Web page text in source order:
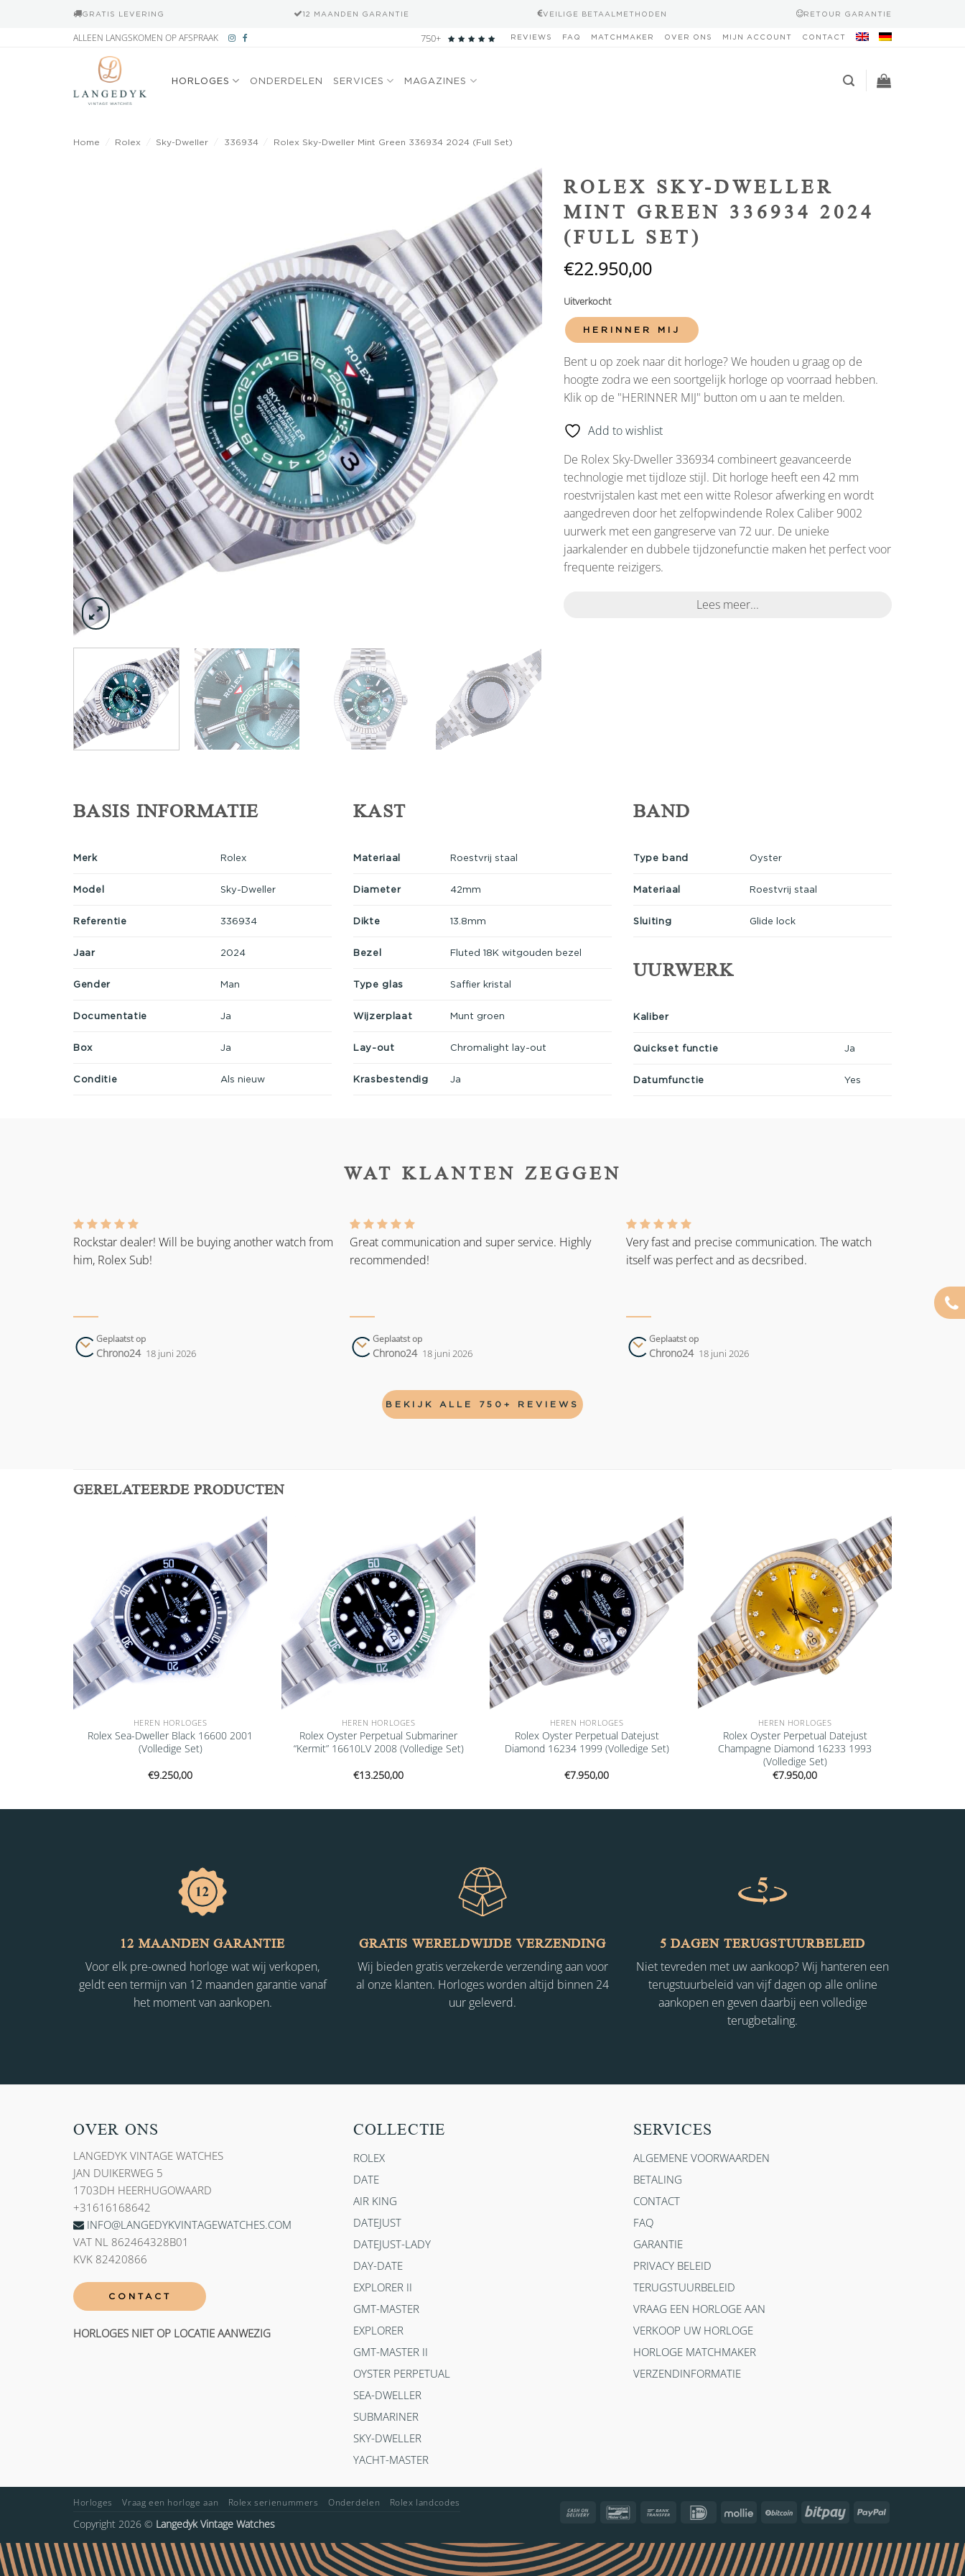
GRATIS LEVERING 12 MAANDEN GARANTIE VEILIGE BETAALMETHODEN RETOUR GARANTIE
ALLEEN LANGSKOMEN OP AFSPRAAK 750+ REVIEWS FAQ MATCHMAKER OVER ONS MIJN ACCOUNT CONTACT
HORLOGES ONDERDELEN SERVICES MAGAZINES
Home Rolex Sky-Dweller 336934 Rolex Sky-Dweller Mint Green 336934 2024 (Full Set)
Add to
wishlist
ROLEX SKY-DWELLER
MINT GREEN 336934 2024
(FULL SET)
€22.950,00
Uitverkocht
HERINNER MIJ
Bent u op zoek naar dit horloge? We houden u graag op de
hoogte zodra we een soortgelijk horloge op voorraad hebben.
Klik op de "HERINNER MIJ" button om u aan te melden.
Add to wishlist
De Rolex Sky-Dweller 336934 combineert geavanceerde
technologie met tijdloze stijl. Dit horloge heeft een 42 mm
roestvrijstalen kast met een witte Rolesor afwerking en wordt
aangedreven door het zelfopwindende Rolex Caliber 9002
uurwerk met een gangreserve van 72 uur. De unieke
jaarkalender en dubbele tijdzonefunctie maken het perfect voor
frequente reizigers.
Lees meer...
BASIS INFORMATIE
Merk Rolex
Model Sky-Dweller
Referentie 336934
Jaar 2024
Gender Man
Documentatie Ja
Box Ja
Conditie Als nieuw
KAST
Materiaal Roestvrij staal
Diameter 42mm
Dikte 13.8mm
Bezel Fluted 18K witgouden bezel
Type glas Saffier kristal
Wijzerplaat Munt groen
Lay-out Chromalight lay-out
Krasbestendig Ja
BAND
Type band Oyster
Materiaal Roestvrij staal
Sluiting Glide lock
UURWERK
Kaliber
Quickset functie Ja
Datumfunctie Yes
WAT KLANTEN ZEGGEN
Rockstar dealer! Will be buying another watch from
him, Rolex Sub!
Geplaatst op
Chrono24 18 juni 2026
Great communication and super service. Highly
recommended!
Geplaatst op
Chrono24 18 juni 2026
Very fast and precise communication. The watch
itself was perfect and as decsribed.
Geplaatst op
Chrono24 18 juni 2026
BEKIJK ALLE 750+ REVIEWS
GERELATEERDE PRODUCTEN
Add to
wishlist
HEREN HORLOGES
Rolex Sea-Dweller Black 16600 2001
(Volledige Set)
€9.250,00
Add to
wishlist
HEREN HORLOGES
Rolex Oyster Perpetual Submariner
“Kermit” 16610LV 2008 (Volledige Set)
€13.250,00
Add to
wishlist
HEREN HORLOGES
Rolex Oyster Perpetual Datejust
Diamond 16234 1999 (Volledige Set)
€7.950,00
Add to
wishlist
HEREN HORLOGES
Rolex Oyster Perpetual Datejust
Champagne Diamond 16233 1993
(Volledige Set)
€7.950,00
12 MAANDEN GARANTIE
Voor elk pre-owned horloge wat wij verkopen,
geldt een termijn van 12 maanden garantie vanaf
het moment van aankopen.
GRATIS WERELDWIJDE VERZENDING
Wij bieden gratis verzekerde verzending aan voor
al onze klanten. Horloges worden altijd binnen 24
uur geleverd.
5 DAGEN TERUGSTUURBELEID
Niet tevreden met uw aankoop? Wij hanteren een
terugstuurbeleid van vijf dagen op alle online
aankopen en geven daarbij een volledige
terugbetaling.
OVER ONS
LANGEDYK VINTAGE WATCHES
JAN DUIKERWEG 5
1703DH HEERHUGOWAARD
+31616168642
INFO@LANGEDYKVINTAGEWATCHES.COM
VAT NL 862464328B01
KVK 82420866
CONTACT
HORLOGES NIET OP LOCATIE AANWEZIG
COLLECTIE
ROLEX
DATE
AIR KING
DATEJUST
DATEJUST-LADY
DAY-DATE
EXPLORER II
GMT-MASTER
EXPLORER
GMT-MASTER II
OYSTER PERPETUAL
SEA-DWELLER
SUBMARINER
SKY-DWELLER
YACHT-MASTER
SERVICES
ALGEMENE VOORWAARDEN
BETALING
CONTACT
FAQ
GARANTIE
PRIVACY BELEID
TERUGSTUURBELEID
VRAAG EEN HORLOGE AAN
VERKOOP UW HORLOGE
HORLOGE MATCHMAKER
VERZENDINFORMATIE
Cash
Delivery
Bancontact Bank
IDeal Mollie BitCoin Bitpay PayPal
Horloges Vraag een horloge aan Rolex serienummers Onderdelen Rolex landcodes
Copyright 2026 © Langedyk Vintage Watches